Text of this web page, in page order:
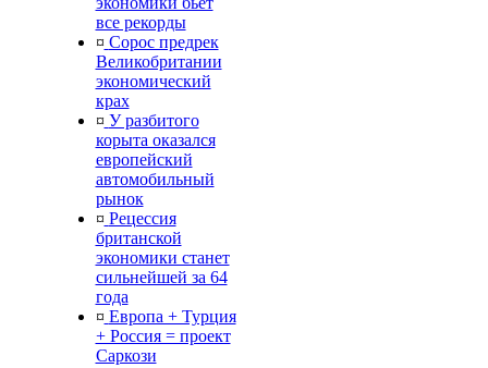
все рекорды
¤ Сорос предрек
Великобритании
экономический
крах
¤ У разбитого
корыта оказался
европейский
автомобильный
рынок
¤ Рецессия
британской
экономики станет
сильнейшей за 64
года
¤ Европа + Турция
+ Россия = проект
Саркози